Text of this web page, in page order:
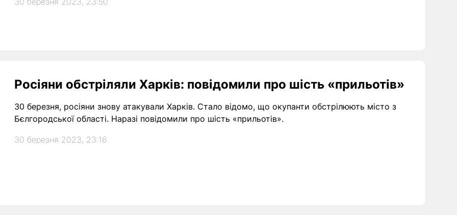
Росіяни обстріляли Харків: повідомили про шість «прильотів»
30 березня, росіяни знову атакували Харків. Стало відомо, що окупанти обстрілюють місто з
Бєлгородської області. Наразі повідомили про шість «прильотів».
30 березня 2023, 23:16